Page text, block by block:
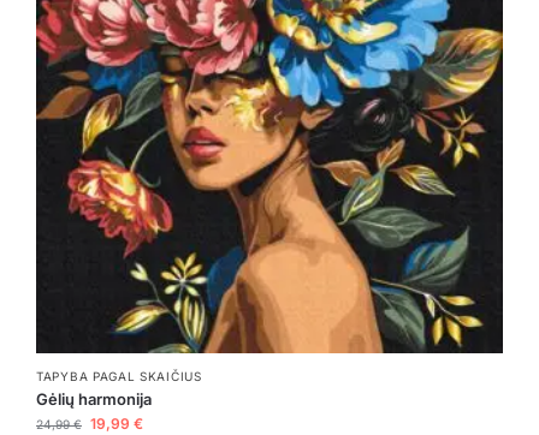
TAPYBA PAGAL SKAIČIUS
Gėlių harmonija
24,99€ 19,99 €